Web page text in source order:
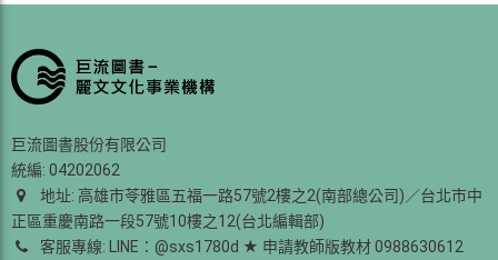
巨流圖書股份有限公司
統編: 04202062
地址: 高雄市苓雅區五福一路57號2樓之2(南部總公司)／台北市中
正區重慶南路一段57號10樓之12(台北編輯部)
客服專線: LINE：@sxs1780d ★ 申請教師版教材 0988630612